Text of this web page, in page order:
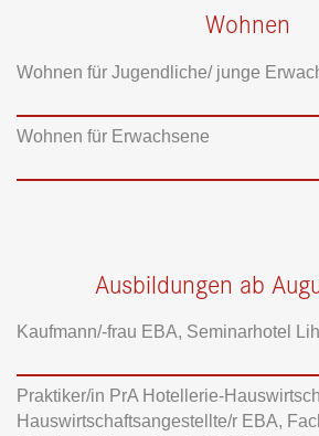
Wohnen
Wohnen für Jugendliche/ junge
Wohnen für Erwachsene
Ausbildungen ab
Kaufmann/-frau EBA, Seminarhotel
Praktiker/in PrA Hotellerie-
Hauswirtschaftsangestellte/r EBA,